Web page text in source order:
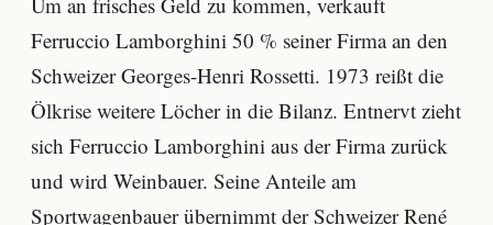
Ferruccio Lamborghini 50 % seiner Firma an den
Schweizer Georges-Henri Rossetti. 1973 reißt die
Ölkrise weitere Löcher in die Bilanz. Entnervt zieht
sich Ferruccio Lamborghini aus der Firma zurück
und wird Weinbauer. Seine Anteile am
Sportwagenbauer übernimmt der Schweizer René